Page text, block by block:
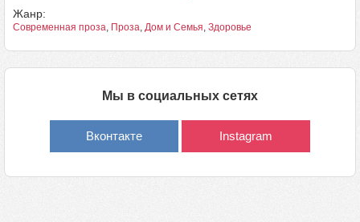
Жанр:
Современная проза, Проза, Дом и Семья, Здоровье
Мы в социальных сетях
Вконтакте Instagram